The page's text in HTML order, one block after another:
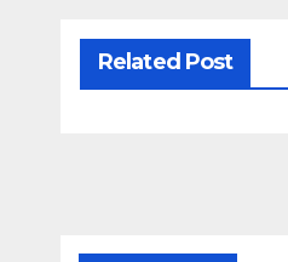
Related Post